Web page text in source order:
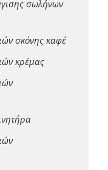
σωλήνων
σκόνης καφέ
κρέμας